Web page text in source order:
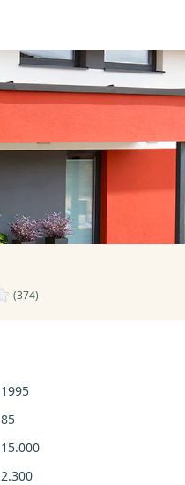
(374)
1995
85
15.000
2.300